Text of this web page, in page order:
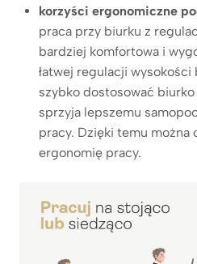
korzyści ergonomiczne
praca przy biurku z
bardziej komfortowa i
łatwej regulacji
szybko dostosować
sprzyja lepszemu
pracy. Dzięki temu można
ergonomię pracy.